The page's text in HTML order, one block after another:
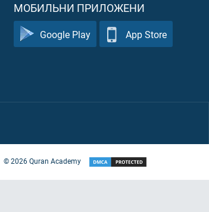
МОБИЛЬНИ ПРИЛОЖЕНИ
Google Play App Store
©2026Quran Academy